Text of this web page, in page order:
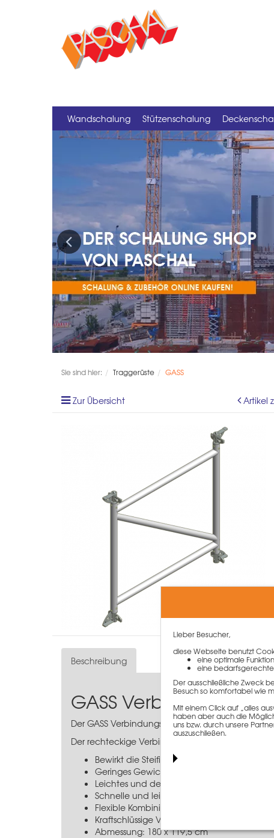
Wandschalung Stützenschalung
Previous
Sie sind hier: Traggerüste GASS
Zur Übersicht Artikel
Beschreibung
GASS
Der GASS Verbindungsrahmen 180 cm ist ein
Der rechteckige Verbindungsrahmen besteht ais
Bewirkt die Steifigkeit des gesamten Systems
Geringes Gewicht von nur 9,90 kg
Leichtes und dennoch belastbares Material
Schnelle und leichte Montage
Flexible Kombinierbarkeit mit
Kraftschlüssige Verbindung mit
Abmessung: 180 x 119,5 cm
Lieber Besucher,
diese Webseite benutzt
eine optimale
eine
Der ausschließliche Zweck
Besuch so komfortabel wie
Mit einem Click auf „alles
haben aber auch die
uns bzw. durch unsere
auszuschließen.